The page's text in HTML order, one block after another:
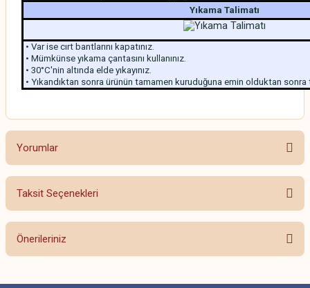
Yıkama Talimatı
• Var ise cırt bantlarını kapatınız.
• Mümkünse yıkama çantasını kullanınız.
• 30°C'nin altında elde yıkayınız.
• Yıkandıktan sonra ürünün tamamen kuruduğuna emin olduktan sonra
Yorumlar
Bu ürüne ilk yorumu siz yapın!
Taksit Seçenekleri
Önerileriniz